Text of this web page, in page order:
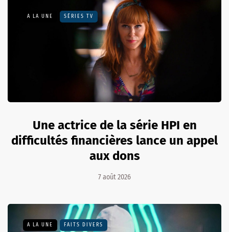
A LA UNE SÉRIES TV
Une actrice de la série HPI en
difficultés financières lance un appel
aux dons
7 août 2026
A LA UNE FAITS DIVERS